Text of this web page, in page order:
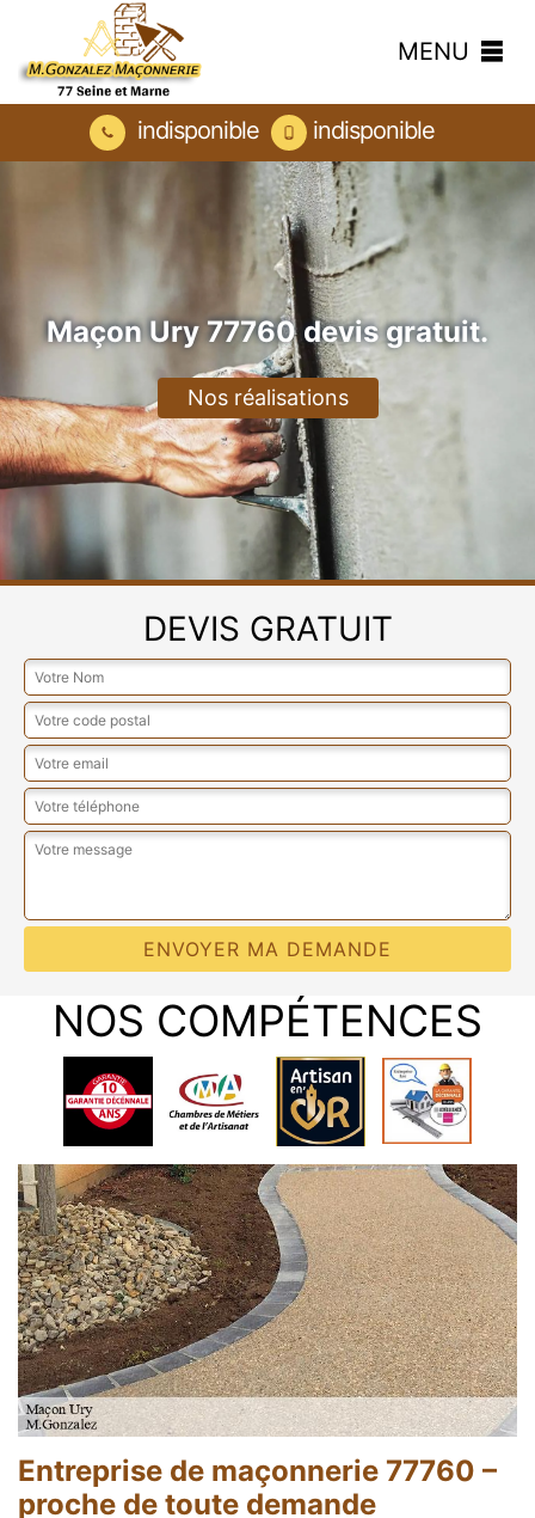
MENU
indisponible indisponible
Maçon Ury 77760 devis gratuit.
Nos réalisations
DEVIS GRATUIT
NOS COMPÉTENCES
Entreprise de maçonnerie 77760 –
proche de toute demande